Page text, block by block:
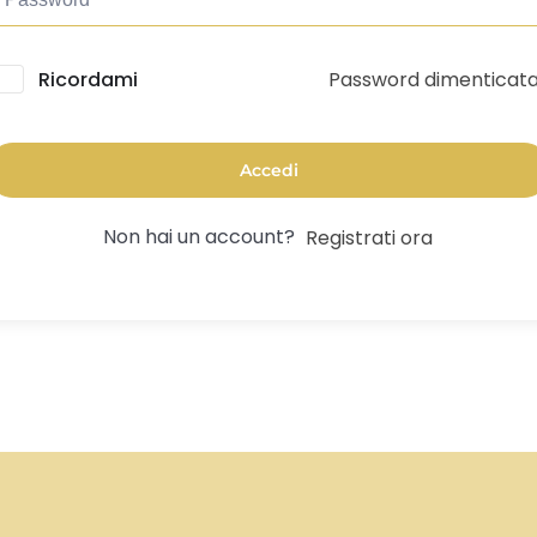
Ricordami Password
Accedi
Non hai un account? Registrati ora